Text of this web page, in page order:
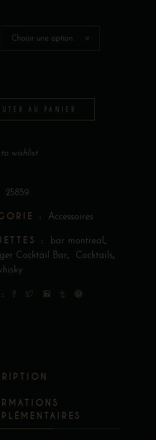
Choisir une option
AU PANIER
wishlist
25859
: Accessoires
: bar montreal,
Cocktail Bar, Cocktails,